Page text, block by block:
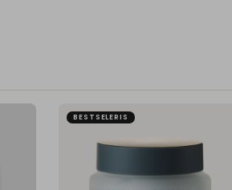
BESTSELERIS